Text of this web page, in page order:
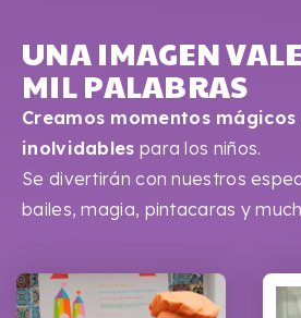
UNA IMAGEN
MIL PALABRAS
Creamos momentos mágicos
inolvidables para los niños.
Se divertirán con nuestros
bailes, magia, pintacaras y